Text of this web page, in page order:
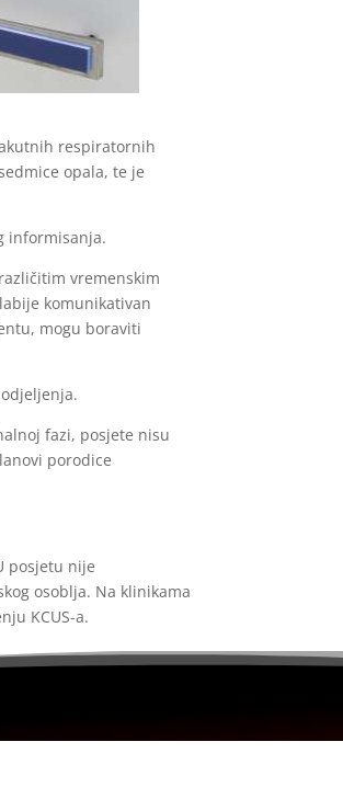
respiratornih
opala, te je
informisanja.
vremenskim
komunikativan
mogu boraviti
fazi, posjete nisu
porodice
posjetu nije
osoblja. Na klinikama
KCUS-a.